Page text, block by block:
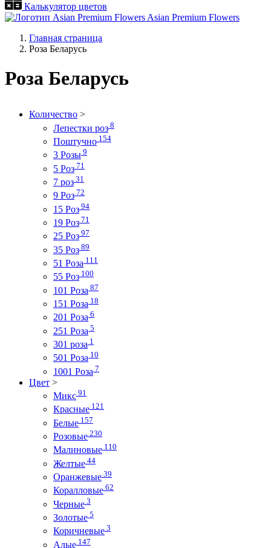
Калькулятор цветов
Asian Premium Flowers
Главная страница
Роза Беларусь
Роза Беларусь
Количество >
Лепестки роз 8
Поштучно 154
3 Розы 9
5 Роз 71
7 роз 31
9 Роз 72
15 Роз 94
19 Роз 71
25 Роз 97
35 Роз 89
51 Роза 111
55 Роз 100
101 Роза 87
151 Роза 18
201 Роза 6
251 Роза 5
301 роза 1
501 Роза 10
1001 Роза 7
Цвет >
Микс 91
Красные 121
Белые 157
Розовые 230
Малиновые 110
Желтые 44
Оранжевые 39
Коралловые 62
Черные 3
Золотые 5
Коричневые 3
Алые 147